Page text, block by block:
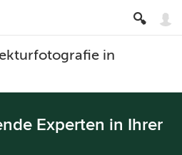
in
Experten in Ihrer